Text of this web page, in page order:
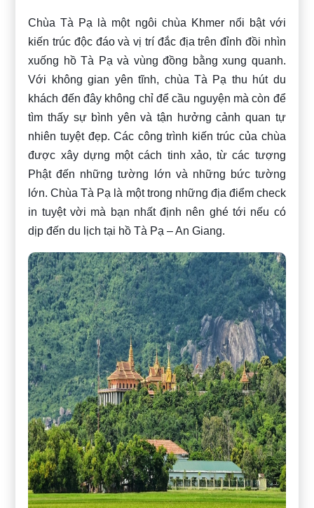
Chùa Tà Pạ là một ngôi chùa Khmer nổi bật với
kiến trúc độc đáo và vị trí đắc địa trên đỉnh đồi nhìn
xuống hồ Tà Pạ và vùng đồng bằng xung quanh.
Với không gian yên tĩnh, chùa Tà Pạ thu hút du
khách đến đây không chỉ để cầu nguyện mà còn để
tìm thấy sự bình yên và tận hưởng cảnh quan tự
nhiên tuyệt đẹp. Các công trình kiến trúc của chùa
được xây dựng một cách tinh xảo, từ các tượng
Phật đến những tường lớn và những bức tường
lớn. Chùa Tà Pạ là một trong những địa điểm check
in tuyệt vời mà bạn nhất định nên ghé tới nếu có
dịp đến du lịch tại hồ Tà Pạ – An Giang.